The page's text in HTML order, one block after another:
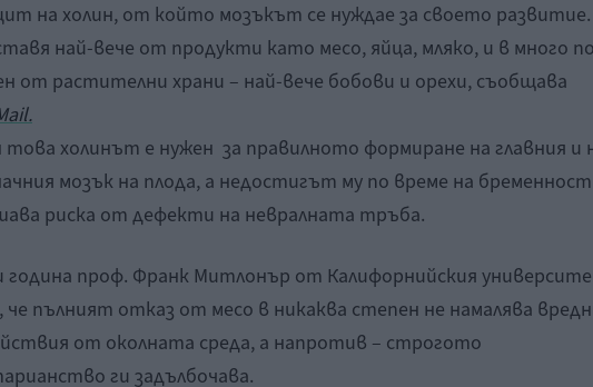
на холин, от който мозъкът се нуждае за своето
най-вече от продукти като месо, яйца, мляко, и в много
от растителни храни – най-вече бобови и орехи, съобщава
това холинът е нужен за правилното формиране на главния и
мозък на плода, а недостигът му по време на бременност
риска от дефекти на невралната тръба.
година проф. Франк Митлонър от Калифорнийския
че пълният отказ от месо в никаква степен не намалява
от околната среда, а напротив – строгото
ги задълбочава.